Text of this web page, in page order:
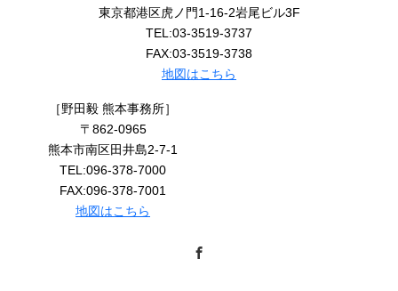
東京都港区虎ノ門1-16-2岩尾ビル3F
TEL:03-3519-3737
FAX:03-3519-3738
地図はこちら
［野田毅 熊本事務所］
〒862-0965
熊本市南区田井島2-7-1
TEL:096-378-7000
FAX:096-378-7001
地図はこちら